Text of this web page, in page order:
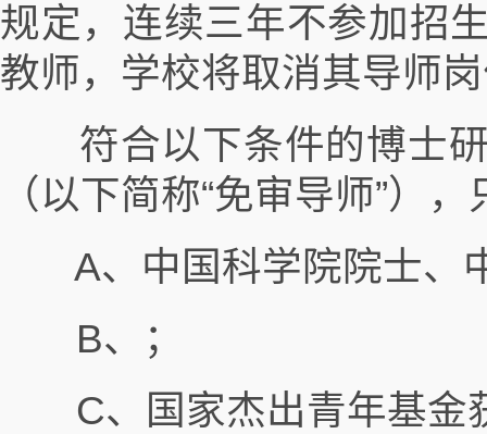
规定，连续三年不参加招
教师，学校将取消其导师
符合以下条件的博士
（以下简称“免审导师”）
A、中国科学院院士、
B、；
C、国家杰出青年基金